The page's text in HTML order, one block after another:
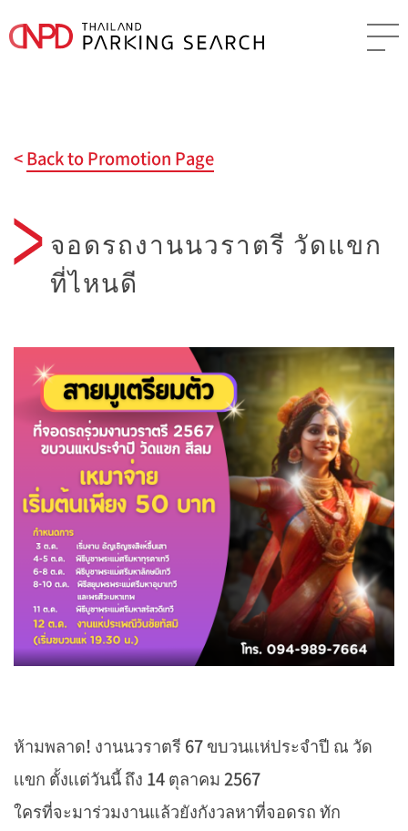
Back to Promotion Page
จอดรถงานนวราตรี วัดแขก
ที่ไหนดี
ห้ามพลาด! งานนวราตรี 67 ขบวนเเห่ประจำปี ณ วัด
เเขก ตั้งเเต่วันนี้ ถึง 14 ตุลาคม 2567
ใครที่จะมาร่วมงานแล้วยังกังวลหาที่จอดรถ ทัก